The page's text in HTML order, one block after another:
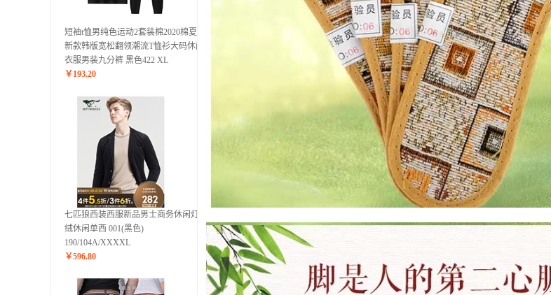
短袖t恤男纯色运动2套装棉2020棉夏季
新款韩版宽松翻领潮流T恤衫大码休闲
衣服男装九分裤 黑色422 XL
￥ 193.20
七匹狼西装西服新品男士商务休闲灯芯
绒休闲单西 001(黑色)
190/104A/XXXXL
￥596.80